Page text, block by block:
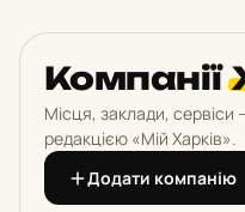
Компанії
Місця, заклади, сервіси
редакцією «Мій Харків».
Додати компанію